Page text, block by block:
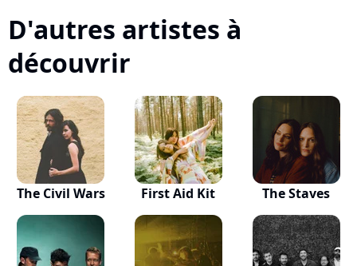
D'autres artistes à
découvrir
The Civil Wars First Aid Kit The Staves